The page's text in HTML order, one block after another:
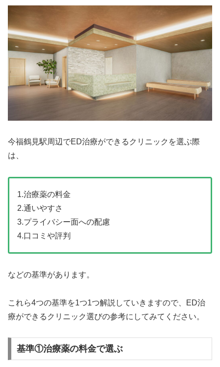
今福鶴見駅周辺でED治療ができるクリニックを選ぶ際
は、
1.治療薬の料金
2.通いやすさ
3.プライバシー面への配慮
4.口コミや評判
などの基準があります。
これら4つの基準を1つ1つ解説していきますので、ED治
療ができるクリニック選びの参考にしてみてください。
基準①治療薬の料金で選ぶ